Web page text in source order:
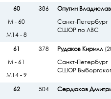
60
386 Опутин Владислав
Санкт-Петербург
СШОР по ЛВС
М - 60
М14 - 8
61
378 Рудаков Кирилл
Санкт-Петербург
СШОР
М - 61
М14 - 9
62
504 Сердюков